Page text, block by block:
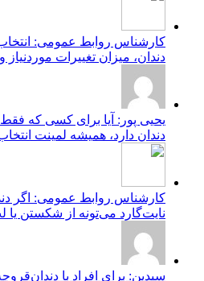
کارشناس روابط عمومی:
دندان، میزان تغییرات
یحیی پور: آیا برای کسی که فقط
دندان دارد، همیشه لمینت
کارشناس روابط عمومی: اگر
نایت‌گارد می‌تونه از شکستن
سیدین: برای افراد با